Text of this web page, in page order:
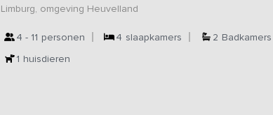
Limburg, omgeving Heuvelland
4 - 11 personen 4 slaapkamers 2
1 huisdieren